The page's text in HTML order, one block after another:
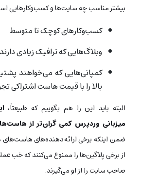
بیشتر مناسب چه سایت‌ها و کسب‌وکارهایی
کسب‌وکارهای کوچک تا متوسط
وبلاگ‌هایی که ترافیک زیادی دارند
کمپانی‌هایی که می‌خواهند
بالا را با قیمت هاست اشتراکی
البته باید این را هم بگوییم که طبیعتاً،
میزبانی وردپرس کمی گران‌تر از
ضمن اینکه برخی ارائه‌دهنده‌های هاست‌های
از برخی پلاگین‌ها را ممنوع می‌کنند که خب
صاحب سایت را از او می‌گیرند.